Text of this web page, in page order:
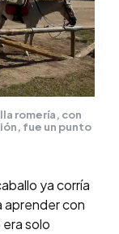
romería, con
fue un punto
ya corría
aprender con
solo